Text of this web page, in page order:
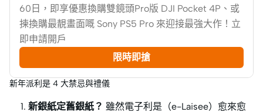
60日，即享優惠換購雙鏡頭Pro版 DJI Pocket 4P、或
揀換購最靚畫面嘅 Sony PS5 Pro 來迎接最強大作！立
即申請開戶
限時即搶
新年派利是 4 大禁忌與禮儀
新銀紙定舊銀紙？ 雖然電子利是（e-Laisee）愈來愈